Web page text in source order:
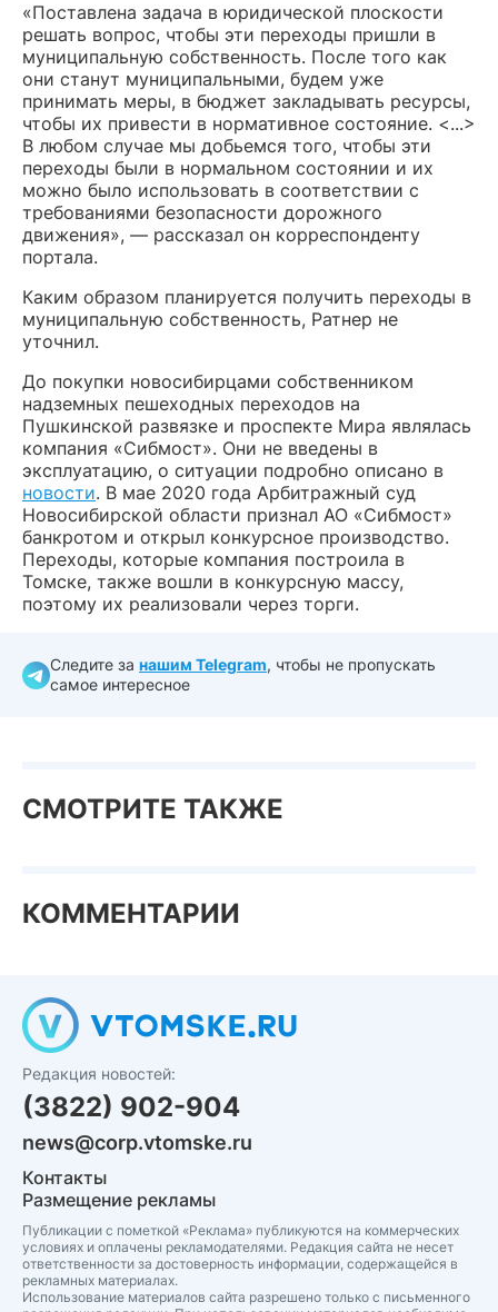
«Поставлена задача в юридической плоскости
решать вопрос, чтобы эти переходы пришли в
муниципальную собственность. После того как
они станут муниципальными, будем уже
принимать меры, в бюджет закладывать ресурсы,
чтобы их привести в нормативное состояние. <...>
В любом случае мы добьемся того, чтобы эти
переходы были в нормальном состоянии и их
можно было использовать в соответствии с
требованиями безопасности дорожного
движения», — рассказал он корреспонденту
портала.
Каким образом планируется получить переходы в
муниципальную собственность, Ратнер не
уточнил.
До покупки новосибирцами собственником
надземных пешеходных переходов на
Пушкинской развязке и проспекте Мира являлась
компания «Сибмост». Они не введены в
эксплуатацию, о ситуации подробно описано в
новости. В мае 2020 года Арбитражный суд
Новосибирской области признал АО «Сибмост»
банкротом и открыл конкурсное производство.
Переходы, которые компания построила в
Томске, также вошли в конкурсную массу,
поэтому их реализовали через торги.
Следите за нашим Telegram, чтобы не пропускать
самое интересное
СМОТРИТЕ ТАКЖЕ
КОММЕНТАРИИ
Редакция новостей:
(3822) 902-904
news@corp.vtomske.ru
Контакты
Размещение рекламы
Публикации с пометкой «Реклама» публикуются на коммерческих
условиях и оплачены рекламодателями. Редакция сайта не несет
ответственности за достоверность информации, содержащейся в
рекламных материалах.
Использование материалов сайта разрешено только с письменного